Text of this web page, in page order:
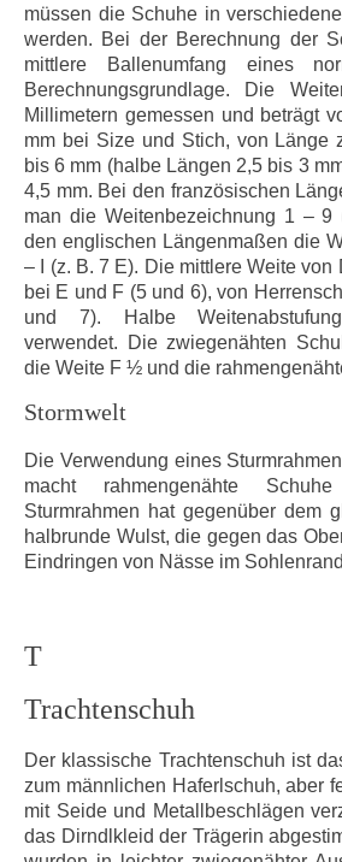
müssen die Schuhe in
werden. Bei der Berechnung der
mittlere Ballenumfang eines
Berechnungsgrundlage. Die
Millimetern gemessen und beträgt
mm bei Size und Stich, von Länge
bis 6 mm (halbe Längen 2,5 bis 3
4,5 mm. Bei den französischen
man die Weitenbezeichnung 1 –
den englischen Längenmaßen die
– I (z. B. 7 E). Die mittlere Weite
bei E und F (5 und 6), von
und 7). Halbe
verwendet. Die zwiegenähten
die Weite F ½ und die
Stormwelt
Die Verwendung eines
macht rahmengenähte
Sturmrahmen hat gegenüber dem
halbrunde Wulst, die gegen das
Eindringen von Nässe im
T
Trachtenschuh
Der klassische Trachtenschuh ist
zum männlichen Haferlschuh, aber
mit Seide und Metallbeschlägen
das Dirndlkleid der Trägerin